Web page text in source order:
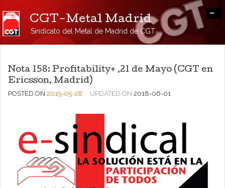
CGT-Metal Madrid
Sindicato del Metal de Madrid de CGT
-
Nota 158: Profitability+ ,21 de Mayo (CGT en
Ericsson, Madrid)
POSTED ON 2015-05-28 UPDATED ON 2018-06-01